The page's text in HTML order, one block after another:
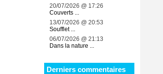
20/07/2026 @ 17:26
Couverts ...
13/07/2026 @ 20:53
Soufflet ...
06/07/2026 @ 21:13
Dans la nature ...
Derniers commentaires